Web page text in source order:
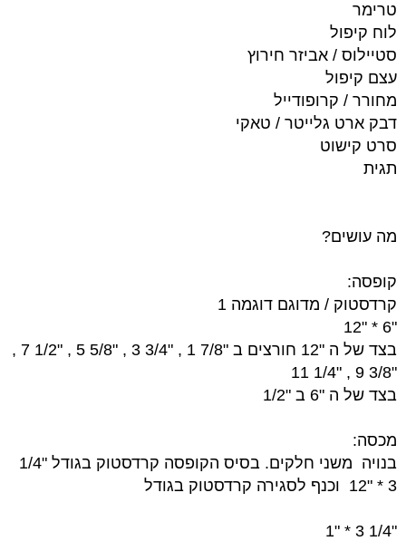
טרימר
לוח קיפול
סטיילוס / אביזר חירוץ
עצם קיפול
מחורר / קרופודייל
דבק ארט גלייטר / טאקי
סרט קישוט
תגית
מה עושים?
קופסה:
קרדסטוק / מדוגם דוגמה 1
"6 * "12
בצד של ה "12 חורצים ב "7/8 1 , "3/4 3 , "5/8 5 , "1/2 7 ,
"3/8 9 , "1/4 11
בצד של ה "6 ב "1/2
מכסה:
בנויה משני חלקים. בסיס הקופסה קרדסטוק בגודל "1/4
3 * "12
וכנף לסגירה קרדסטוק בגודל
"1/4 3 * "1